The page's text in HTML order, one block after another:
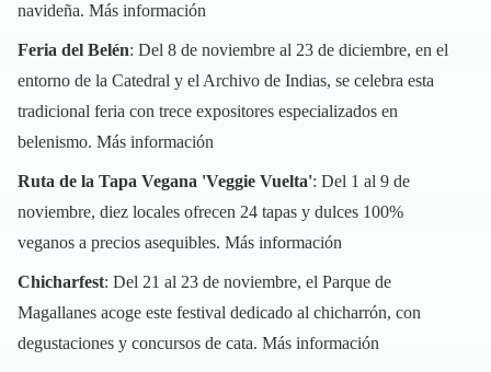
navideña. Más información
Feria del Belén: Del 8 de noviembre al 23 de diciembre, en el
entorno de la Catedral y el Archivo de Indias, se celebra esta
tradicional feria con trece expositores especializados en
belenismo. Más información
Ruta de la Tapa Vegana 'Veggie Vuelta': Del 1 al 9 de
noviembre, diez locales ofrecen 24 tapas y dulces 100%
veganos a precios asequibles. Más información
Chicharfest: Del 21 al 23 de noviembre, el Parque de
Magallanes acoge este festival dedicado al chicharrón, con
degustaciones y concursos de cata. Más información